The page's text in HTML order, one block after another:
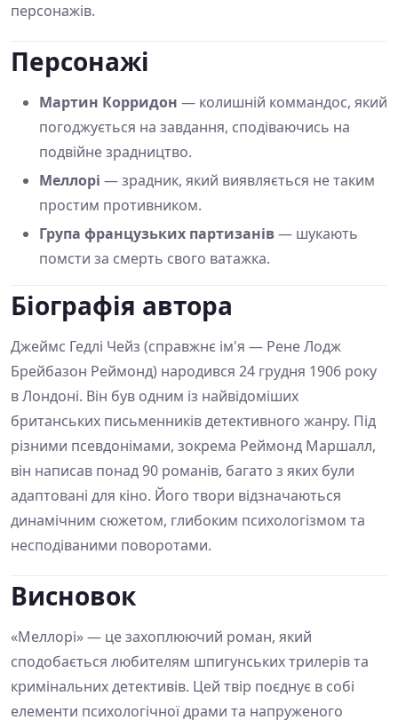
персонажів.
Персонажі
Мартин Корридон — колишній коммандос, який
погоджується на завдання, сподіваючись на
подвійне зрадництво.
Меллорі — зрадник, який виявляється не таким
простим противником.
Група французьких партизанів— шукають
помсти за смерть свого ватажка.
Біографія автора
Джеймс Гедлі Чейз (справжнє ім'я — Рене Лодж
Брейбазон Реймонд) народився 24 грудня 1906 року
в Лондоні. Він був одним із найвідоміших
британських письменників детективного жанру. Під
різними псевдонімами, зокрема Реймонд Маршалл,
він написав понад 90 романів, багато з яких були
адаптовані для кіно. Його твори відзначаються
динамічним сюжетом, глибоким психологізмом та
несподіваними поворотами.
Висновок
«Меллорі» — це захоплюючий роман, який
сподобається любителям шпигунських трилерів та
кримінальних детективів. Цей твір поєднує в собі
елементи психологічної драми та напруженого